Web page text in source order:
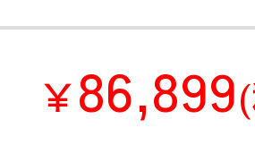
￥86,899